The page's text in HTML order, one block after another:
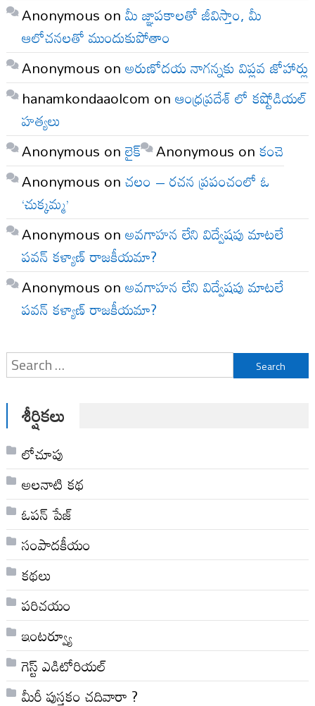
Anonymous onమీ జ్ఞాపకాలతో జీవిస్తాం, మీ
ఆలోచనలతో ముందుకుపోతాం
Anonymous onఅరుణోదయ నాగన్నకు విప్లవ జోహార్లు
hanamkondaaolcom onఆంధ్రప్రదేశ్ లో కష్టోడియల్
హత్యలు
Anonymous onలైక్ Anonymous onకంచె
Anonymous onచలం – రచన ప్రపంచంలో ఓ
‘చుక్కమ్మ’
Anonymous onఅవగాహన లేని విద్వేషపు మాటలే
పవన్ కళ్యాణ్ రాజకీయమా?
Anonymous onఅవగాహన లేని విద్వేషపు మాటలే
పవన్ కళ్యాణ్ రాజకీయమా?
Search
for:
శీర్షికలు
లోచూపు
అల‌నాటి క‌థ‌
ఓపన్ పేజ్
సంపాదకీయం
కథలు
పరిచయం
ఇంటర్వ్యూ
గెస్ట్ ఎడిటోరియల్
మీరీ పుస్తకం చదివారా ?